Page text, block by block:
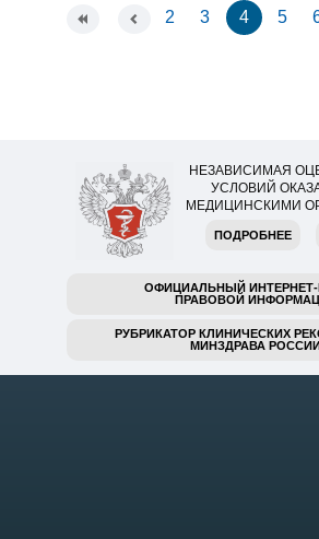
2 3 4 5
НЕЗАВИСИМАЯ
УСЛОВИЙ
МЕДИЦИНСКИМИ
ПОДРОБНЕЕ
ОФИЦИАЛЬНЫЙ ИНТЕРНЕТ-
ПРАВОВОЙ
РУБРИКАТОР КЛИНИЧЕСКИХ
МИНЗДРАВА